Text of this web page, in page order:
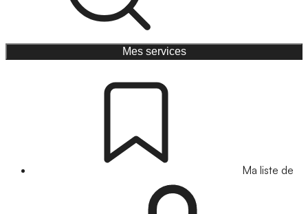
Mes services
Ma liste de